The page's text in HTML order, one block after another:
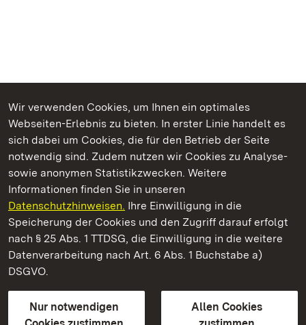
Wir verwenden Cookies, um Ihnen ein optimales
Webseiten-Erlebnis zu bieten. In erster Linie handelt es
sich dabei um Cookies, die für den Betrieb der Seite
notwendig sind. Zudem nutzen wir Cookies zu Analyse-
sowie anonymen Statistikzwecken. Weitere
Informationen finden Sie in unseren
Datenschutzhinweisen. Ihre Einwilligung in die
Speicherung der Cookies und den Zugriff darauf erfolgt
nach § 25 Abs. 1 TTDSG, die Einwilligung in die weitere
Datenverarbeitung nach Art. 6 Abs. 1 Buchstabe a)
DSGVO.
Nur notwendigen
Allen Cookies
Kommen. Staunen. Genießen.
Kloster und Schloss Bebenhausen
Staatliche Schlösser und Gärten Baden-Württemberg
Kontakt
GebärdenspracheLeichte Sprache
Erklärung zur Barrierefreiheit
BITV-konform (geprüfte Seiten)